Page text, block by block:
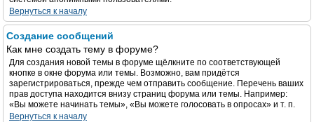
Вернуться к началу
Создание сообщений
Как мне создать тему в форуме?
Для создания новой темы в форуме щёлкните по соответствующей
кнопке в окне форума или темы. Возможно, вам придётся
зарегистрироваться, прежде чем отправить сообщение. Перечень ваших
прав доступа находится внизу страниц форума или темы. Например:
«Вы можете начинать темы», «Вы можете голосовать в опросах» и т. п.
Вернуться к началу